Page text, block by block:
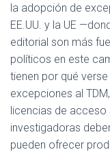
la adopción de
EE.UU. y la UE
editorial son más
políticos en este
tienen por qué
excepciones al
licencias de acceso
investigadoras
pueden ofrecer